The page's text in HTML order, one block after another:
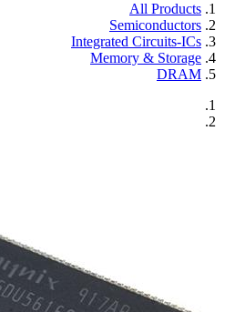
All Products
Semiconductors
Integrated Circuits-ICs
Memory & Storage
DRAM